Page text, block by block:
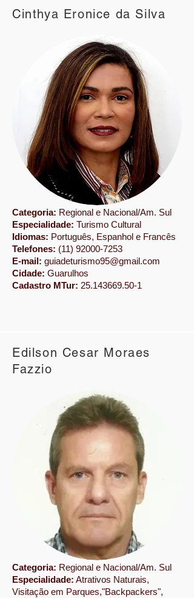
Cinthya Eronice da Silva
Categoria: Regional e Nacional/Am. Sul
Especialidade: Turismo Cultural
Idiomas: Português, Espanhol e Francês
Telefones: (11) 92000-7253
E-mail: guiadeturismo95@gmail.com
Cidade: Guarulhos
Cadastro MTur: 25.143669.50-1
Edilson Cesar Moraes
Fazzio
Categoria: Regional e Nacional/Am. Sul
Especialidade: Atrativos Naturais,
Visitação em Parques,"Backpackers",